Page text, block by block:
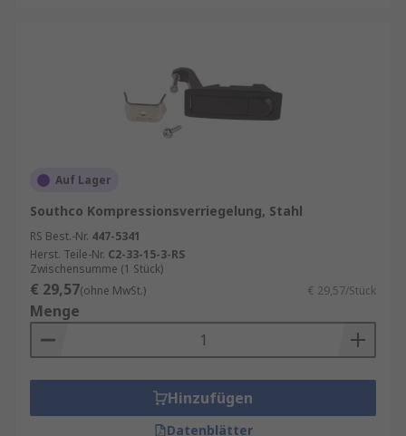
Auf Lager
Southco Kompressionsverriegelung, Stahl
RS Best.-Nr. 447-5341
Herst. Teile-Nr. C2-33-15-3-RS
Zwischensumme (1 Stück)
€ 29,57(ohne MwSt.) € 29,57/Stück
Menge
Hinzufügen
Datenblätter